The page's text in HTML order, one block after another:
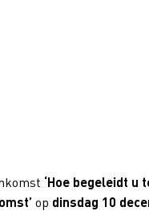
‘Hoe begeleidt u
’ op dinsdag 10